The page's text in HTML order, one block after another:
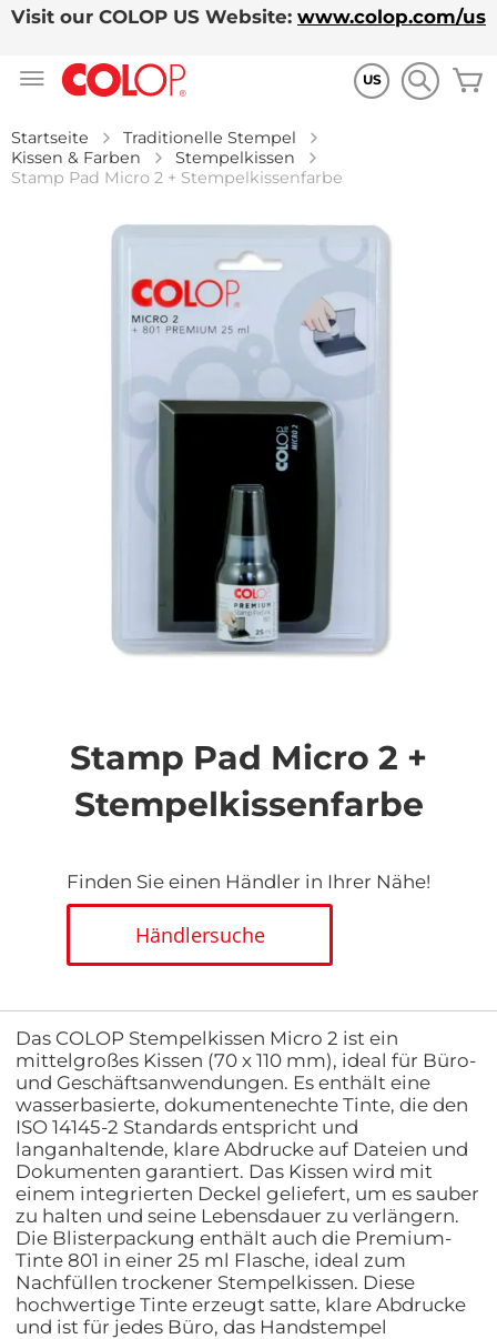
Visit our COLOP US Website: www.colop.com/us
US
Startseite
Traditionelle Stempel
Kissen & Farben
Stempelkissen
Stamp Pad Micro 2 + Stempelkissenfarbe
BildgalerieStamp Pad Micro 2 +
Stempelkissenfarbe
Finden Sie einen Händler in Ihrer Nähe!
Händlersuche
Das COLOP Stempelkissen Micro 2 ist ein
mittelgroßes Kissen (70 x 110 mm), ideal für Büro-
und Geschäftsanwendungen. Es enthält eine
wasserbasierte, dokumentenechte Tinte, die den
ISO 14145-2 Standards entspricht und
langanhaltende, klare Abdrucke auf Dateien und
Dokumenten garantiert. Das Kissen wird mit
einem integrierten Deckel geliefert, um es sauber
zu halten und seine Lebensdauer zu verlängern.
Die Blisterpackung enthält auch die Premium-
Tinte 801 in einer 25 ml Flasche, ideal zum
Nachfüllen trockener Stempelkissen. Diese
hochwertige Tinte erzeugt satte, klare Abdrucke
und ist für jedes Büro, das Handstempel